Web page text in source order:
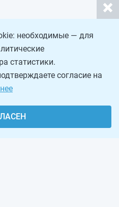
необходимые — для
статистики.
согласие на